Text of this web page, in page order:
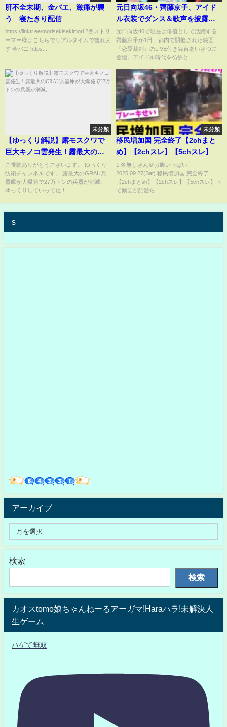
肝不全末期、金バエ、激痛が襲
う 寝たきり配信
https://linktr.ee/morisekisekimori ?各ストリ
ーマー様はこちらでリアルタイムで観れま
す 金バエ https...
元日向坂46・齊藤京子、アイド
ル衣装でダンス＆歌声を披露
「久しぶりで緊張しました。汗
だくです」
元日向坂46で現在は俳優として活躍する
齊藤京子が1日、都内で開催された映画
『恋愛裁判』のLIVE付き舞台あいさつに
登壇。アイドル時代を彷彿と...
未分類
【ゆっくり解説】露モスクワで
巨大キノコ雲発生！露最大の
GRAU兵器庫が大爆発で27万ト
ンの兵器が消滅。
ご視聴ありがとうございます。 ゆっくり
防衛チャンネルです。 露最大のGRAU兵
器庫が大爆発で27万トンの兵器が消滅。
ゆっくりしていってね！...
未分類
移民増加国 完全終了【2chまと
め】【2chスレ】【5chスレ】
1:名無しさん＠お腹いっぱい
2025.09.27(Sat) 移民増加国 完全終了
【2chまとめ】【2chスレ】【5chスレ】っ
て動画が話題ら...
s
アーカイブ
検索
検索
カオスtomo娘ちゃんねーるアーガマ!Haraハラ!未解決人
生ゲーム
ハゲて無双